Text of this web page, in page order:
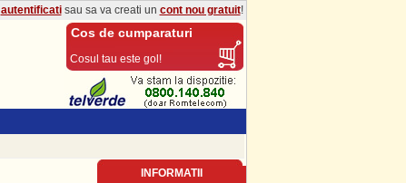
autentificatisau sa va creati un cont nou gratuit!
Cos de cumparaturi
Cosul tau este gol!
INFORMATII